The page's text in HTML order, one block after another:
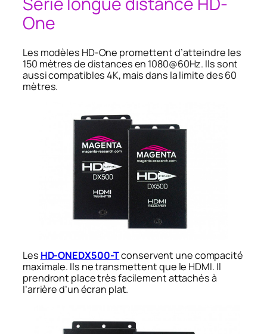
One
Les modèles HD-One promettent d’atteindre les
150 mètres de distances en 1080@60Hz. Ils sont
aussi compatibles 4K, mais dans la limite des 60
mètres.
Les HD-ONEDX500-Tconservent une compacité
maximale. Ils ne transmettent que le HDMI. Il
prendront place très facilement attachés à
l’arrière d’un écran plat.